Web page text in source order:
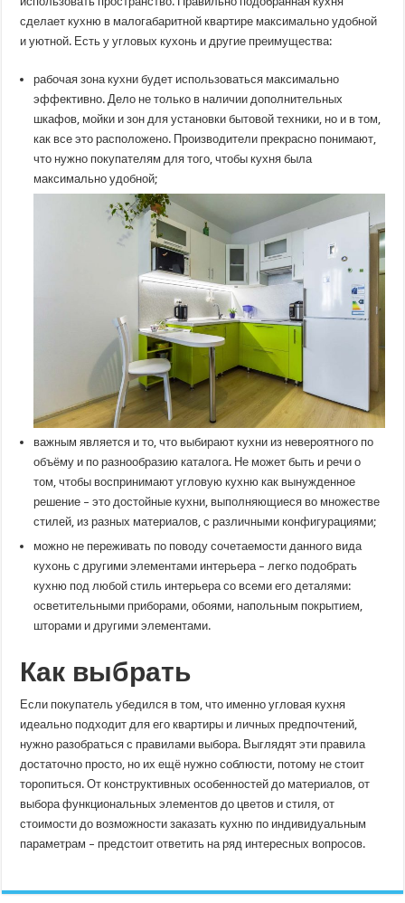
сделает кухню в малогабаритной квартире максимально удобной
и уютной. Есть у угловых кухонь и другие преимущества:
рабочая зона кухни будет использоваться максимально
эффективно. Дело не только в наличии дополнительных
шкафов, мойки и зон для установки бытовой техники, но и в том,
как все это расположено. Производители прекрасно понимают,
что нужно покупателям для того, чтобы кухня была
максимально удобной;
важным является и то, что выбирают кухни из невероятного по
объёму и по разнообразию каталога. Не может быть и речи о
том, чтобы воспринимают угловую кухню как вынужденное
решение – это достойные кухни, выполняющиеся во множестве
стилей, из разных материалов, с различными конфигурациями;
можно не переживать по поводу сочетаемости данного вида
кухонь с другими элементами интерьера – легко подобрать
кухню под любой стиль интерьера со всеми его деталями:
осветительными приборами, обоями, напольным покрытием,
шторами и другими элементами.
Как выбрать
Если покупатель убедился в том, что именно угловая кухня
идеально подходит для его квартиры и личных предпочтений,
нужно разобраться с правилами выбора. Выглядят эти правила
достаточно просто, но их ещё нужно соблюсти, потому не стоит
торопиться. От конструктивных особенностей до материалов, от
выбора функциональных элементов до цветов и стиля, от
стоимости до возможности заказать кухню по индивидуальным
параметрам – предстоит ответить на ряд интересных вопросов.